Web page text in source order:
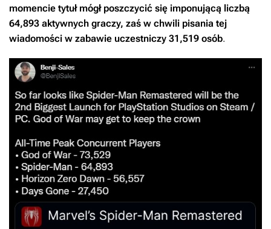
momencie tytuł mógł poszczycić się imponującą liczbą
64,893 aktywnych graczy, zaś w chwili pisania tej
wiadomości w zabawie uczestniczy 31,519 osób.